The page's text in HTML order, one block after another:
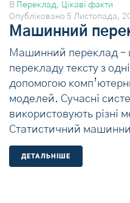
В Переклад, Цікаві факти
Опубліковано 5 Листопада,
Машинний
Машинний переклад –
перекладу тексту з
допомогою
моделей. Сучасні
використовують різні
Статистичний
ДЕТАЛЬНIШЕ